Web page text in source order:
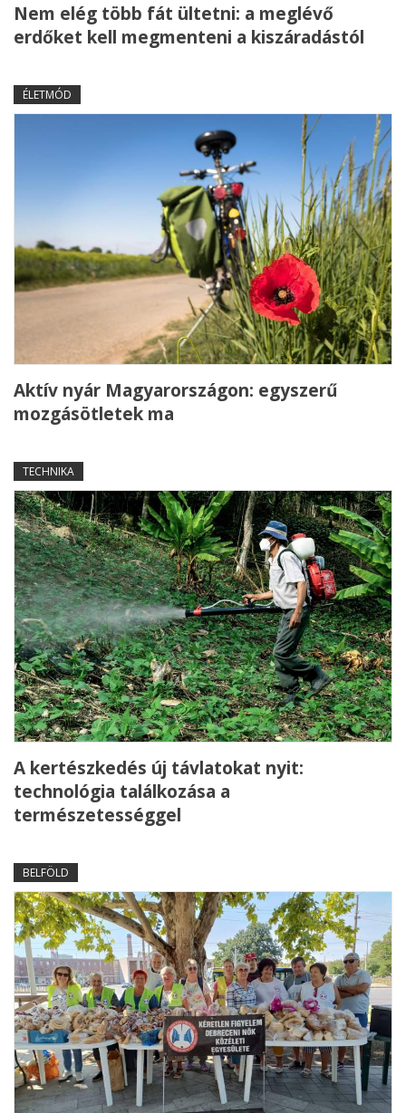
Nem elég több fát ültetni: a meglévő
erdőket kell megmenteni a kiszáradástól
ÉLETMÓD
Aktív nyár Magyarországon: egyszerű
mozgásötletek ma
TECHNIKA
A kertészkedés új távlatokat nyit:
technológia találkozása a
természetességgel
BELFÖLD